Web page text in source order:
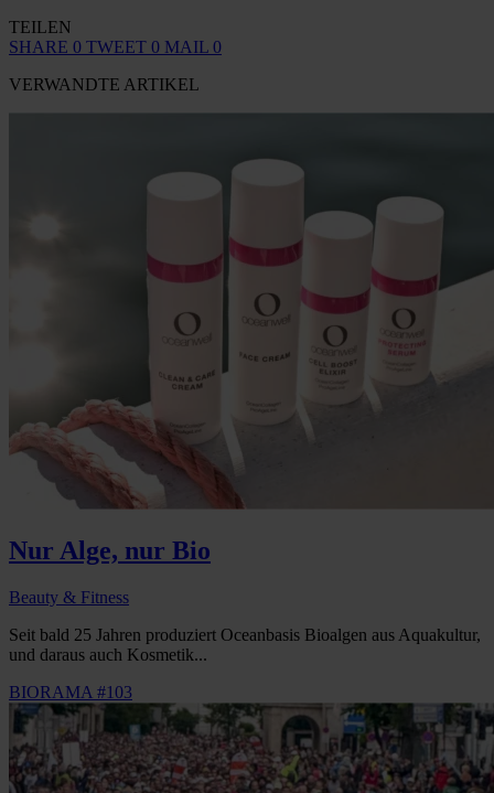
TEILEN
SHARE 0 TWEET 0 MAIL 0
VERWANDTE ARTIKEL
Nur Alge, nur Bio
Beauty & Fitness
Seit bald 25 Jahren produziert Oceanbasis Bioalgen aus Aquakultur,
und daraus auch Kosmetik...
BIORAMA #103